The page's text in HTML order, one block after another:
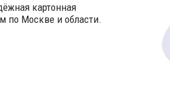
картонная
по Москве и области.